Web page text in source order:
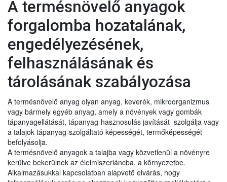
A termésnövelő anyagok
forgalomba hozatalának,
engedélyezésének,
felhasználásának és
tárolásának szabályozása
A termésnövelő anyag olyan anyag, keverék, mikroorganizmus
vagy bármely egyéb anyag, amely a növények vagy gombák
tápanyagellátását, tápanyag-hasznosulás javítását szolgálja vagy
a talajok tápanyag-szolgáltató képességét, termőképességét
befolyásolja.
A termésnövelő anyagok a talajba vagy közvetlenül a növényre
kerülve bekerülnek az élelmiszerláncba, a környezetbe.
Alkalmazásukkal kapcsolatban alapvető elvárás, hogy